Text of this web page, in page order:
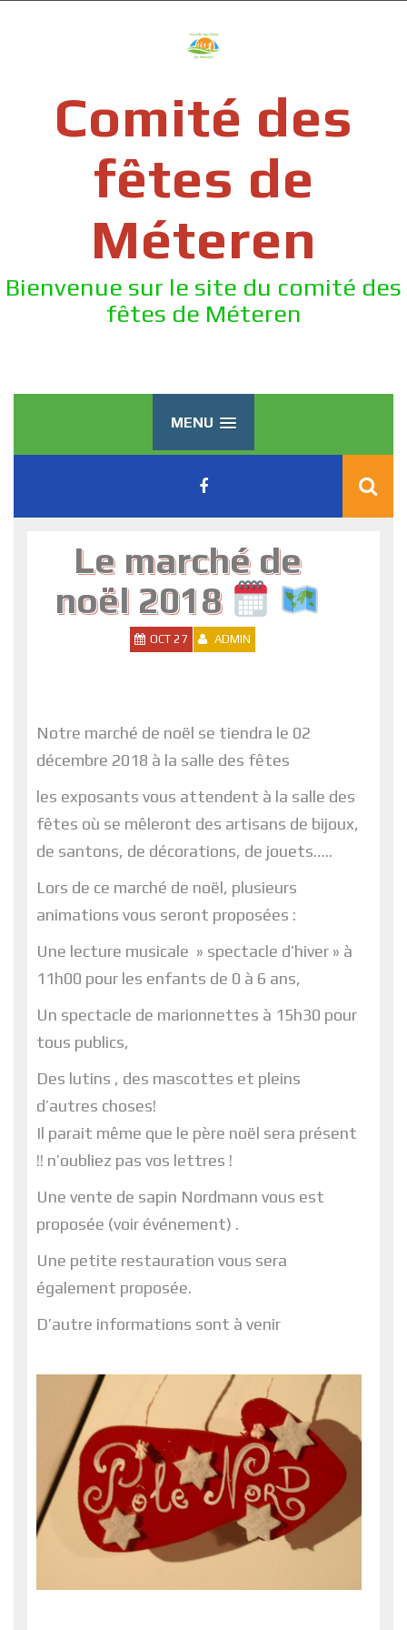
Comité des
fêtes de
Méteren
Bienvenue sur le site du comité des
fêtes de Méteren
MENU
Le marché de
noël 2018
OCT 27 ADMIN
Notre marché de noël se tiendra le 02
décembre 2018 à la salle des fêtes
les exposants vous attendent à la salle des
fêtes où se mêleront des artisans de bijoux,
de santons, de décorations, de jouets…..
Lors de ce marché de noël, plusieurs
animations vous seront proposées :
Une lecture musicale » spectacle d’hiver » à
11h00 pour les enfants de 0 à 6 ans,
Un spectacle de marionnettes à 15h30 pour
tous publics,
Des lutins , des mascottes et pleins
d’autres choses!
Il parait même que le père noël sera présent
!! n’oubliez pas vos lettres !
Une vente de sapin Nordmann vous est
proposée (voir événement) .
Une petite restauration vous sera
également proposée.
D’autre informations sont à venir